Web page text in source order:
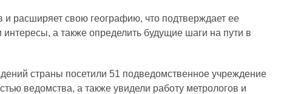
и расширяет свою географию, что подтверждает ее
а также определить будущие шаги на пути в
страны посетили 51 подведомственное учреждение
ведомства, а также увидели работу метрологов и